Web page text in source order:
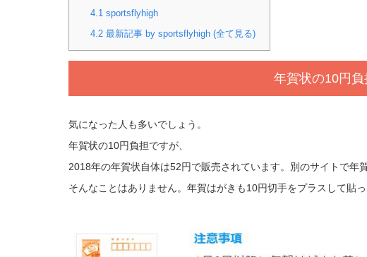
4.1 sportsflyhigh
4.2最新記事 by sportsflyhigh (全て見る)
年賀状の10円負
気になった人も多いでしょう。
年賀状の10円負担ですが、
2018年の年賀状自体は52円で販売されています。別のサイトで
そんなことはありません。年賀はがきも10円切手をプラスして貼っ